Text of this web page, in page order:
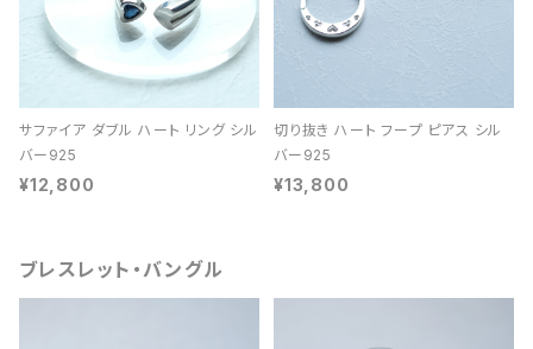
サファイア ダブル ハート リング シル
バー925
¥12,800
切り抜き ハート フープ ピアス シル
バー925
¥13,800
ブレスレット・バングル